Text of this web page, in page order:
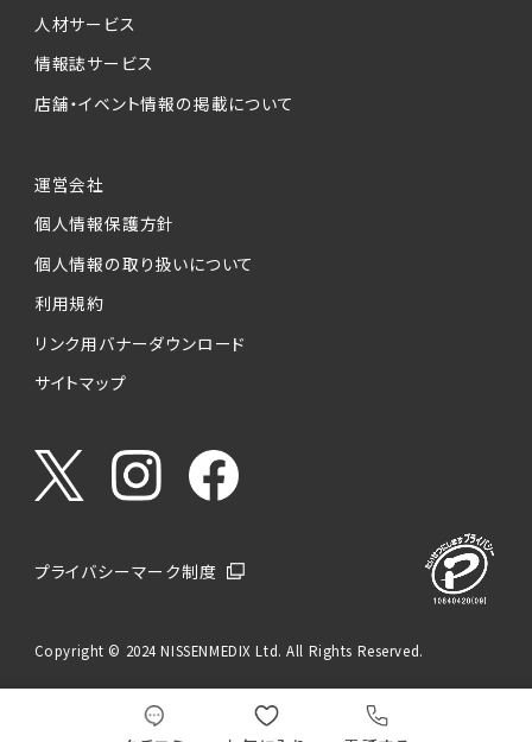
人材サービス
情報誌サービス
店舗・イベント情報の掲載について
運営会社
個人情報保護方針
個人情報の取り扱いについて
利用規約
リンク用バナーダウンロード
サイトマップ
プライバシーマーク制度
Copyright © 2024 NISSENMEDIX Ltd. All Rights Reserved.